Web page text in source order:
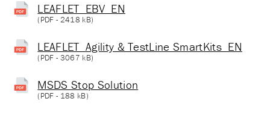
LEAFLET_EBV_EN
(PDF - 2418 kB)
LEAFLET_Agility & TestLine SmartKits_EN
(PDF - 3067 kB)
MSDS Stop Solution
(PDF - 188 kB)